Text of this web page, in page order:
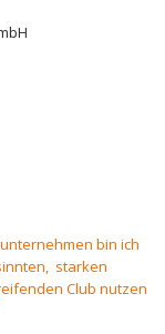
bin ich
starken
Club nutzen